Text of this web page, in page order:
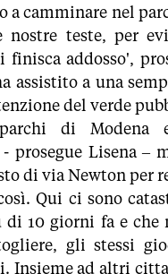
a camminare nel
nostre teste, per
finisca addosso',
assistito a una
del verde
di Modena
prosegue Lisena –
di via Newton per
Qui ci sono
10 giorni fa e che
gli stessi
Insieme ad altri